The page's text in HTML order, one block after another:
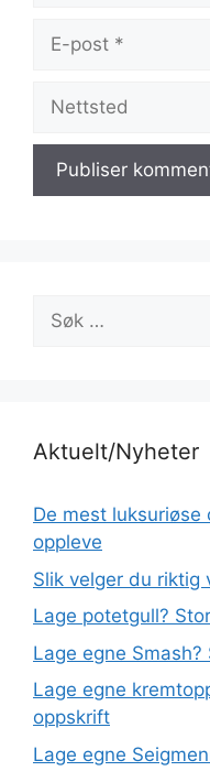
Nettsted
Søk
etter:
Aktuelt/Nyheter
De mest luksuriøse
oppleve
Slik velger du riktig
Lage potetgull?
Lage egne
Lage egne
oppskrift
Lage egne